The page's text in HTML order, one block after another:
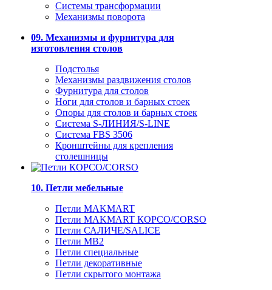
Системы трансформации
Механизмы поворота
09. Механизмы и фурнитура для
изготовления столов
Подстолья
Механизмы раздвижения столов
Фурнитура для столов
Ноги для столов и барных стоек
Опоры для столов и барных стоек
Система S-ЛИНИЯ/S-LINE
Система FBS 3506
Кронштейны для крепления
столешницы
10. Петли мебельные
Петли MAKMART
Петли MAKMART КОРСО/CORSO
Петли САЛИЧЕ/SALICE
Петли MB2
Петли специальные
Петли декоративные
Петли скрытого монтажа